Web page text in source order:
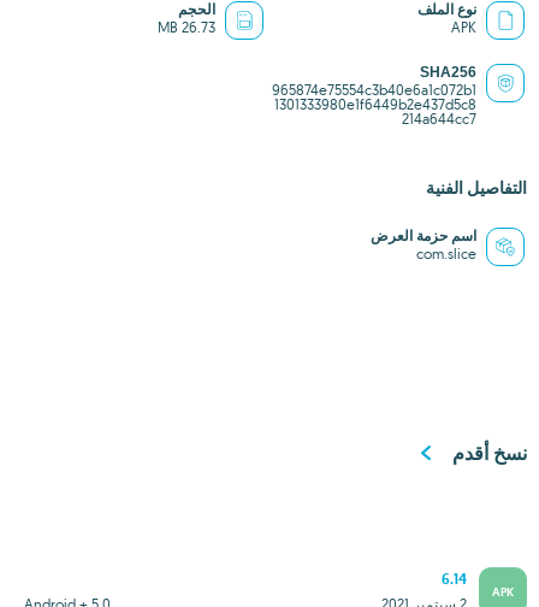
نوع الملف
APK
الحجم
26.73 MB
SHA256
965874e75554c3b40e6a1c072b1
1301333980e1f6449b2e437d5c8
214a644cc7
التفاصيل الفنية
اسم حزمة العرض
com.slice
نسخ أقدم
APK
6.14
Android + 5.0 2 سبتمبر 2021